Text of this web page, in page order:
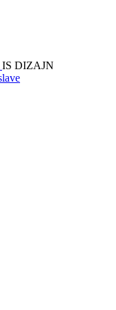
IS DIZAJN